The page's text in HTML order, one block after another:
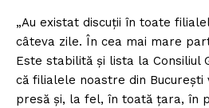
„Au existat discuţii în toate
câteva zile. În cea mai mare
Este stabilită şi lista la Consiliul
că filialele noastre din
presă şi, la fel, în toată ţara, în